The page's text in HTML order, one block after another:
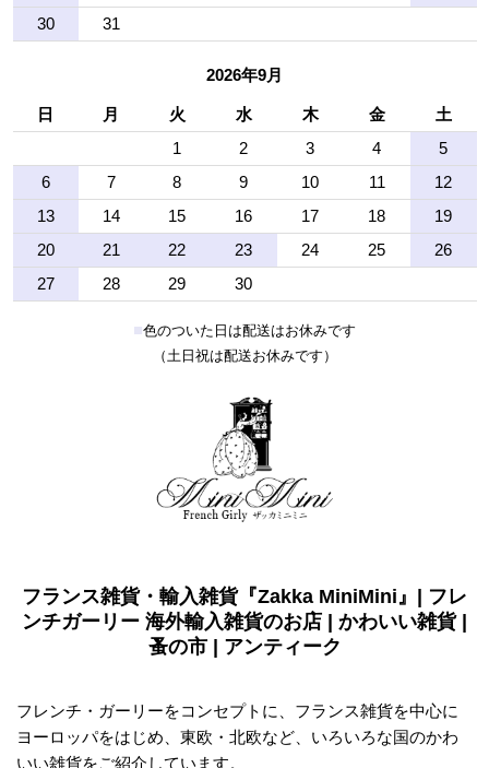
30
31
2026年9月
日 月 火 水 木 金
土
1
2 3 4
5
6
7 8 9 10 11
12
13
14 15 16 17 18
19
20
21 22 23 24 25
26
27
28 29 30
■色のついた日は配送はお休みです
（土日祝は配送お休みです）
フランス雑貨・輸入雑貨『Zakka MiniMini』| フレ
ンチガーリー 海外輸入雑貨のお店 | かわいい雑貨 |
蚤の市 | アンティーク
フレンチ・ガーリーをコンセプトに、フランス雑貨を中心に
ヨーロッパをはじめ、東欧・北欧など、いろいろな国のかわ
いい雑貨をご紹介しています。